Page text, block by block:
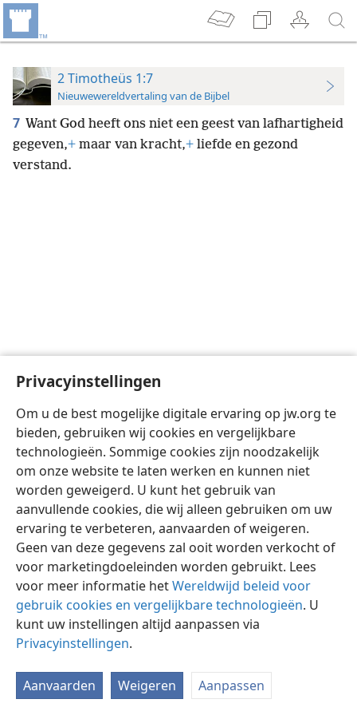
Privacyinstellingen
Om u de best mogelijke digitale ervaring op jw.org te
bieden, gebruiken wij cookies en vergelijkbare
technologieën. Sommige cookies zijn noodzakelijk
om onze website te laten werken en kunnen niet
worden geweigerd. U kunt het gebruik van
aanvullende cookies, die wij alleen gebruiken om uw
ervaring te verbeteren, aanvaarden of weigeren.
Geen van deze gegevens zal ooit worden verkocht of
voor marketingdoeleinden worden gebruikt. Lees
voor meer informatie hetWereldwijd beleid voor
gebruik cookies en vergelijkbare technologieën. U
kunt uw instellingen altijd aanpassen via
Privacyinstellingen.
Aanvaarden Weigeren Aanpassen
2 Timotheüs 1:7
Nieuwewereldvertaling van de Bijbel
7 Want God heeft ons niet een geest van lafhartigheid
gegeven,+ maar van kracht,+ liefde en gezond
verstand.
Nederlands Instellingen
Copyright © 2026 Watch Tower Bible and Tract Society of Pennsylvania
Gebruiksvoorwaarden Privacybeleid
JW.ORG
Inloggen